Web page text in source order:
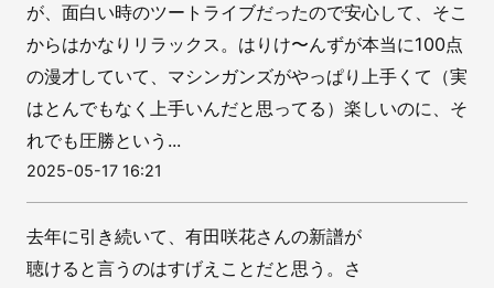
が、面白い時のツートライブだったので安心して、そこ
からはかなりリラックス。はりけ〜んずが本当に100点
の漫才していて、マシンガンズがやっぱり上手くて（実
はとんでもなく上手いんだと思ってる）楽しいのに、そ
れでも圧勝という...
2025-05-17 16:21
去年に引き続いて、有田咲花さんの新譜が
聴けると言うのはすげえことだと思う。さ